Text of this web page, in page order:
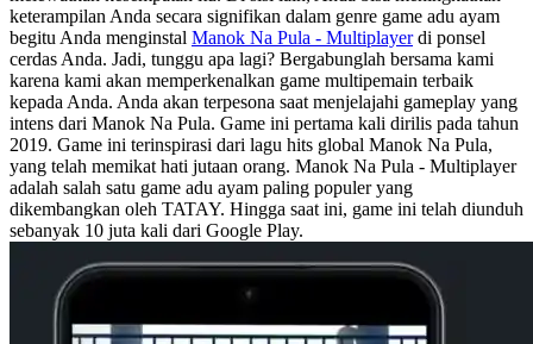
keterampilan Anda secara signifikan dalam genre game adu ayam
begitu Anda menginstal Manok Na Pula - Multiplayerdi ponsel
cerdas Anda. Jadi, tunggu apa lagi? Bergabunglah bersama kami
karena kami akan memperkenalkan game multipemain terbaik
kepada Anda. Anda akan terpesona saat menjelajahi gameplay yang
intens dari Manok Na Pula. Game ini pertama kali dirilis pada tahun
2019. Game ini terinspirasi dari lagu hits global Manok Na Pula,
yang telah memikat hati jutaan orang. Manok Na Pula - Multiplayer
adalah salah satu game adu ayam paling populer yang
dikembangkan oleh TATAY. Hingga saat ini, game ini telah diunduh
sebanyak 10 juta kali dari Google Play.